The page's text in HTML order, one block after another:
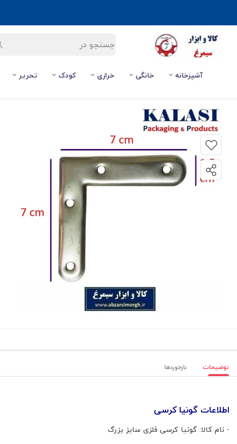
آشپزخانه خانگی خرازی کودک تحریر
توضیحات بازخوردها
اطلاعات گونیا کرسی
- نام کالا: گونیا کرسی فلزی سایز بزرگ